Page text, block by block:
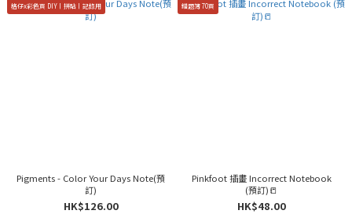
格仔x彩色頁 DIY丨拼貼丨記錄用
Pigments - Color Your Days Note(預
訂)
HK$126.00
錯題簿 70頁
Pinkfoot 插畫 Incorrect Notebook
(預訂)📒
HK$48.00